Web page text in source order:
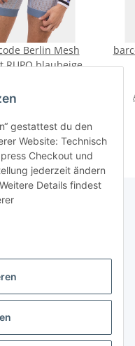
gestattest du den
Website: Technisch
Checkout und
jederzeit ändern
Details findest
Berlin Mesh
RUPO blaubeige